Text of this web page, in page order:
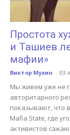
Простота
и Ташиев
мафии»
Виктор Мухин - 03
Мы живем уже не
авторитарного
показывают, что
Mafia State, где
активистов